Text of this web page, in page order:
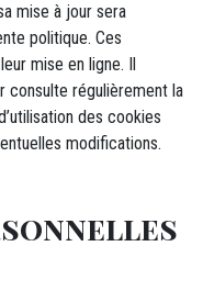
mise à jour sera
politique. Ces
mise en ligne. Il
consulte régulièrement la
des cookies
modifications.